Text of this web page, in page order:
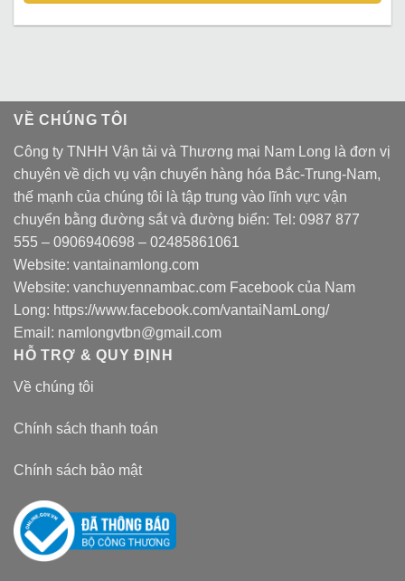
VỀ CHÚNG TÔI
Công ty TNHH Vận tải và Thương mại Nam Long là đơn vị
chuyên về dịch vụ vận chuyển hàng hóa Bắc-Trung-Nam,
thế mạnh của chúng tôi là tập trung vào lĩnh vực vận
chuyển bằng đường sắt và đường biển: Tel: 0987 877
555 – 0906940698 – 02485861061
Website: vantainamlong.com
Website: vanchuyennambac.com Facebook của Nam
Long: https://www.facebook.com/vantaiNamLong/
Email: namlongvtbn@gmail.com
HỖ TRỢ & QUY ĐỊNH
Về chúng tôi
Chính sách thanh toán
Chính sách bảo mật